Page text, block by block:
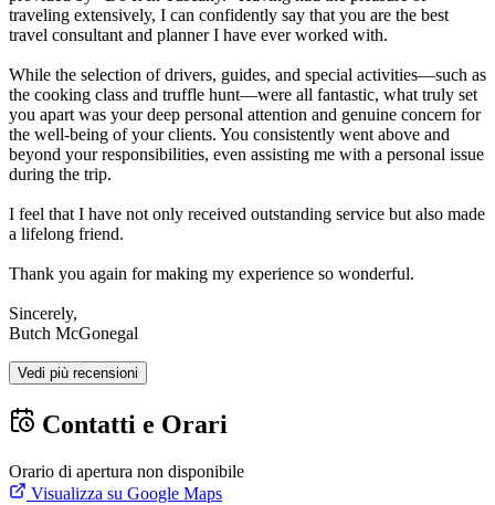
traveling extensively, I can confidently say that you are the best
travel consultant and planner I have ever worked with.
While the selection of drivers, guides, and special activities—such as
the cooking class and truffle hunt—were all fantastic, what truly set
you apart was your deep personal attention and genuine concern for
the well-being of your clients. You consistently went above and
beyond your responsibilities, even assisting me with a personal issue
during the trip.
I feel that I have not only received outstanding service but also made
a lifelong friend.
Thank you again for making my experience so wonderful.
Sincerely,
Butch McGonegal
Vedi più recensioni
Contatti e Orari
Orario di apertura non disponibile
Visualizza su Google Maps